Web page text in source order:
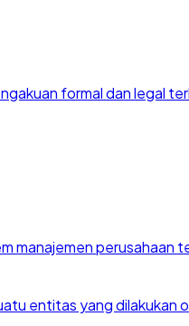
formal dan legal
perusahaan
entitas yang dilakukan